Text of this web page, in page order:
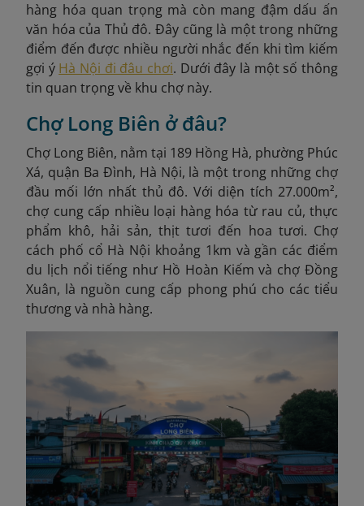
hàng hóa quan trọng mà còn mang đậm dấu ấn
văn hóa của Thủ đô. Đây cũng là một trong những
điểm đến được nhiều người nhắc đến khi tìm kiếm
gợi ý Hà Nội đi đâu chơi. Dưới đây là một số thông
tin quan trọng về khu chợ này.
Chợ Long Biên ở đâu?
Chợ Long Biên, nằm tại 189 Hồng Hà, phường Phúc
Xá, quận Ba Đình, Hà Nội, là một trong những chợ
đầu mối lớn nhất thủ đô. Với diện tích 27.000m²,
chợ cung cấp nhiều loại hàng hóa từ rau củ, thực
phẩm khô, hải sản, thịt tươi đến hoa tươi. Chợ
cách phố cổ Hà Nội khoảng 1km và gần các điểm
du lịch nổi tiếng như Hồ Hoàn Kiếm và chợ Đồng
Xuân, là nguồn cung cấp phong phú cho các tiểu
thương và nhà hàng.